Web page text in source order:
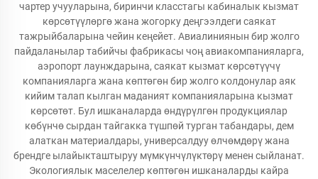
чартер учууларына, биринчи класстагы кабиналык кызмат
көрсөтүүлөргө жана жогорку деңгээлдеги саякат
тажрыйбаларына чейин кеңейет. Авиалиниянын бир жолго
пайдаланылар табийчы фабрикасы чоң авиакомпанияларга,
аэропорт лаунждарына, саякат кызмат көрсөтүүчү
компанияларга жана көптөгөн бир жолго колдонулар аяк
кийим талап кылган маданият компанияларына кызмат
көрсөтөт. Бул ишканаларда өндүрүлгөн продукциялар
көбүнчө сырдан тайгакка түшпөй турган табандары, дем
алаткан материалдары, универсалдуу өлчөмдөрү жана
брендге ылайыкташтыруу мүмкүнчүлүктөрү менен сыйланат.
Экологиялык маселелер көптөгөн ишканаларды кайра